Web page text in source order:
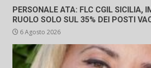
PERSONALE ATA: FLC CGIL SICILIA,
RUOLO SOLO SUL 35% DEI POSTI
6 Agosto 2026